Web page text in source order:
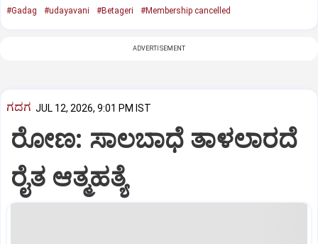
#Gadag #udayavani #Betageri #Membership cancelled
ADVERTISEMENT
ಗದಗ JUL 12, 2026, 9:01 PM IST
ರೋಣ: ಸಾಲಬಾಧೆ ತಾಳಲಾರದೆ
ರೈತ ಆತ್ಮಹತ್ಯೆ